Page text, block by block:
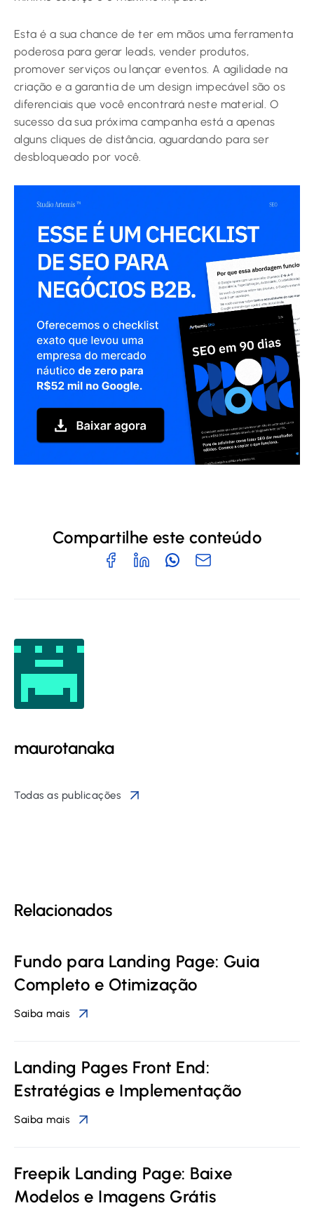
Esta é a sua chance de ter em mãos uma ferramenta
poderosa para gerar leads, vender produtos,
promover serviços ou lançar eventos. A agilidade na
criação e a garantia de um design impecável são os
diferenciais que você encontrará neste material. O
sucesso da sua próxima campanha está a apenas
alguns cliques de distância, aguardando para ser
desbloqueado por você.
Compartilhe este conteúdo
maurotanaka
Todas as publicações
Relacionados
Fundo para Landing Page: Guia
Completo e Otimização
Saiba mais
Landing Pages Front End:
Estratégias e Implementação
Saiba mais
Freepik Landing Page: Baixe
Modelos e Imagens Grátis